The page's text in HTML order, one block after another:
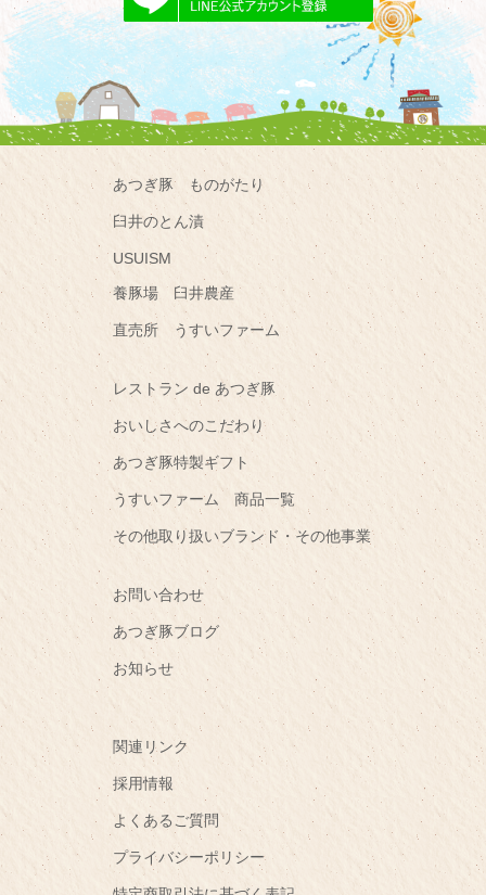
あつぎ豚 ものがたり
臼井のとん漬
USUISM
養豚場 臼井農産
直売所 うすいファーム
レストラン de あつぎ豚
おいしさへのこだわり
あつぎ豚特製ギフト
うすいファーム 商品一覧
その他取り扱いブランド・その他事業
お問い合わせ
あつぎ豚ブログ
お知らせ
関連リンク
採用情報
よくあるご質問
プライバシーポリシー